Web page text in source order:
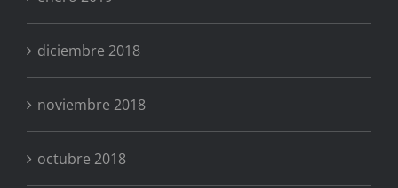
diciembre 2018
noviembre 2018
octubre 2018